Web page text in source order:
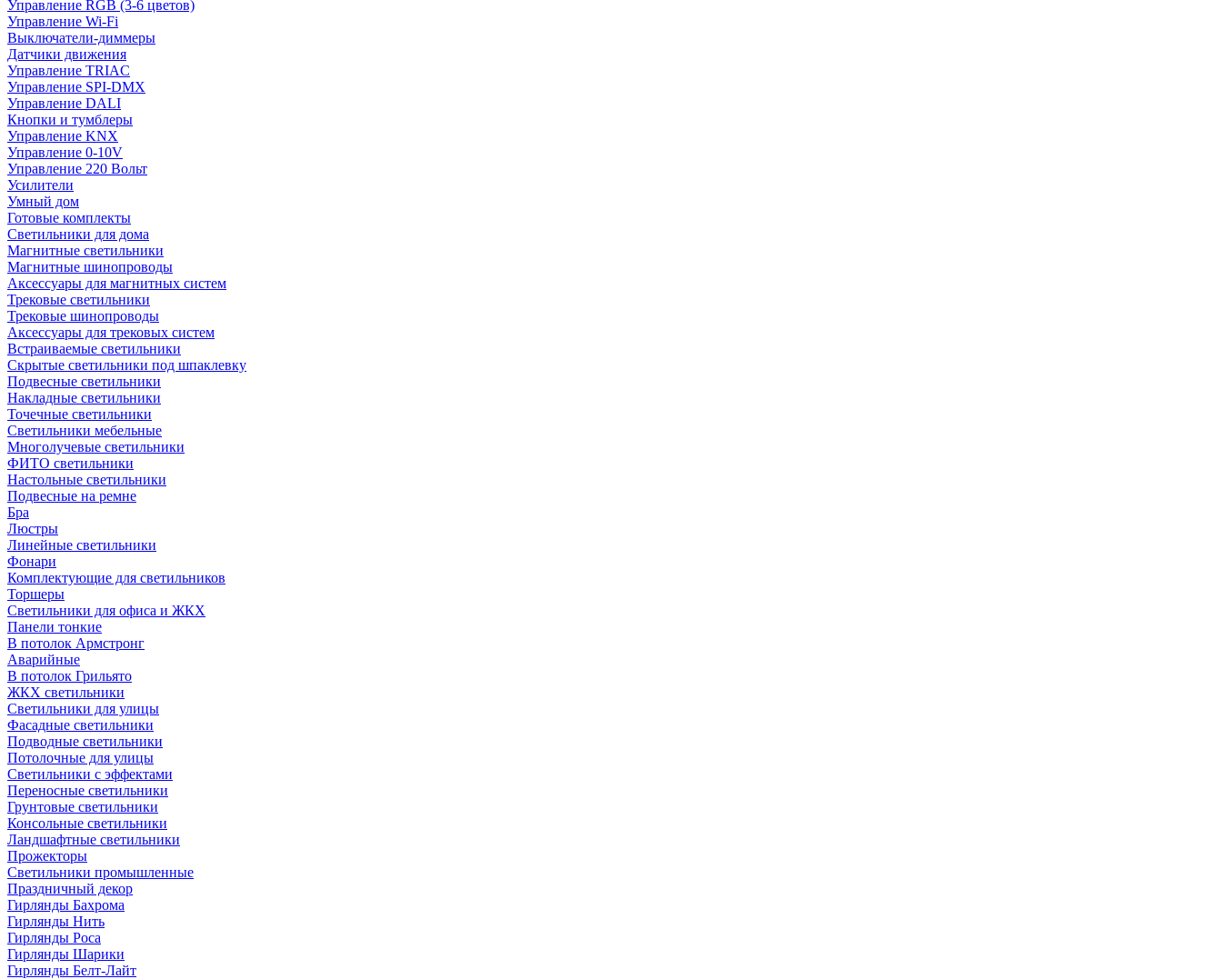
Управление RGB (3-6 цветов)
Управление Wi-Fi
Выключатели-диммеры
Датчики движения
Управление TRIAC
Управление SPI-DMX
Управление DALI
Кнопки и тумблеры
Управление KNX
Управление 0-10V
Управление 220 Вольт
Усилители
Умный дом
Готовые комплекты
Светильники для дома
Магнитные светильники
Магнитные шинопроводы
Аксессуары для магнитных систем
Трековые светильники
Трековые шинопроводы
Аксессуары для трековых систем
Встраиваемые светильники
Скрытые светильники под шпаклевку
Подвесные светильники
Накладные светильники
Точечные светильники
Светильники мебельные
Многолучевые светильники
ФИТО светильники
Настольные светильники
Подвесные на ремне
Бра
Люстры
Линейные светильники
Фонари
Комплектующие для светильников
Торшеры
Светильники для офиса и ЖКХ
Панели тонкие
В потолок Армстронг
Аварийные
В потолок Грильято
ЖКХ светильники
Светильники для улицы
Фасадные светильники
Подводные светильники
Потолочные для улицы
Светильники с эффектами
Переносные светильники
Грунтовые светильники
Консольные светильники
Ландшафтные светильники
Прожекторы
Светильники промышленные
Праздничный декор
Гирлянды Бахрома
Гирлянды Нить
Гирлянды Роса
Гирлянды Шарики
Гирлянды Белт-Лайт